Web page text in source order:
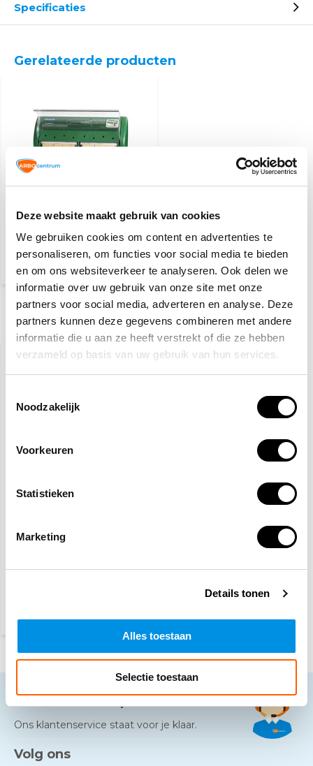
Deze website maakt gebruik van cookies
We gebruiken cookies om content en advertenties te
personaliseren, om functies voor social media te bieden
en om ons websiteverkeer te analyseren. Ook delen we
informatie over uw gebruik van onze site met onze
partners voor social media, adverteren en analyse. Deze
partners kunnen deze gegevens combineren met andere
informatie die u aan ze heeft verstrekt of die ze hebben
verzameld op basis van uw gebruik van hun services.
Noodzakelijk
Voorkeuren
Statistieken
Marketing
Details tonen
Alles toestaan
Selectie toestaan
Specificaties
Gerelateerde producten
23,50
Recent bekeken
batterij
204,-
(222,36 Incl. btw)
besteld, zelfde dag
Ons klantenservice staat voor je klaar.
Volg ons